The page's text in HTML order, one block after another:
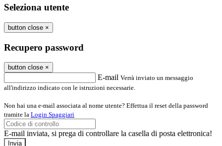
Seleziona utente
button close ×
Recupero password
button close ×
E-mail Verrà inviato un messaggio
all'indirizzo indicato con le istruzioni necessarie.
Non hai una e-mail associata al nome utente? Effettua il reset della password
tramite la Login Spaggiari
E-mail inviata, si prega di controllare la casella di posta elettronica!